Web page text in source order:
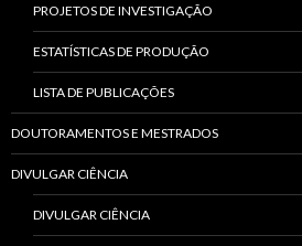
PROJETOS DE INVESTIGAÇÃO
ESTATÍSTICAS DE PRODUÇÃO
LISTA DE PUBLICAÇÕES
DOUTORAMENTOS E MESTRADOS
DIVULGAR CIÊNCIA
DIVULGAR CIÊNCIA